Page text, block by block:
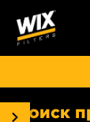
Поиск